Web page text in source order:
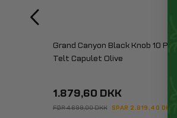
Grand Canyon Black Knob 10 Pers.
Telt Capulet Olive
1.879,60 DKK
FØR 4.699,00 DKK SPAR 2.819,40 DKK